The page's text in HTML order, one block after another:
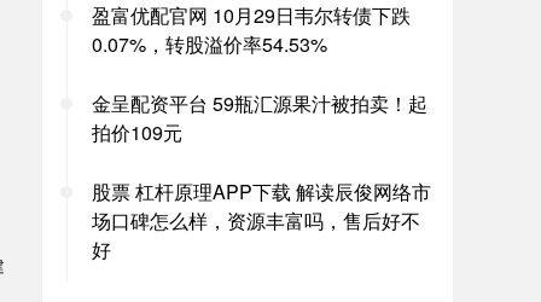
盈富优配官网 10月29日韦尔转债下跌
0.07%，转股溢价率54.53%
金呈配资平台 59瓶汇源果汁被拍卖！起
拍价109元
股票 杠杆原理APP下载 解读辰俊网络市
场口碑怎么样，资源丰富吗，售后好不
好